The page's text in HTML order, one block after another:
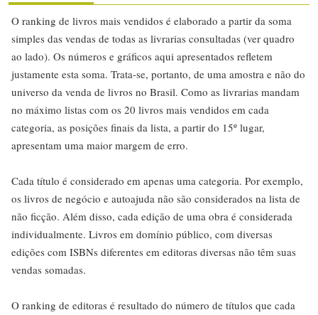
O ranking de livros mais vendidos é elaborado a partir da soma
simples das vendas de todas as livrarias consultadas (ver quadro
ao lado). Os números e gráficos aqui apresentados refletem
justamente esta soma. Trata-se, portanto, de uma amostra e não do
universo da venda de livros no Brasil. Como as livrarias mandam
no máximo listas com os 20 livros mais vendidos em cada
categoria, as posições finais da lista, a partir do 15º lugar,
apresentam uma maior margem de erro.
Cada título é considerado em apenas uma categoria. Por exemplo,
os livros de negócio e autoajuda não são considerados na lista de
não ficção. Além disso, cada edição de uma obra é considerada
individualmente. Livros em domínio público, com diversas
edições com ISBNs diferentes em editoras diversas não têm suas
vendas somadas.
O ranking de editoras é resultado do número de títulos que cada